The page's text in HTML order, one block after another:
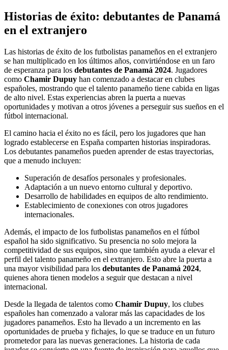
Historias de éxito: debutantes de Panamá
en el extranjero
Las historias de éxito de los futbolistas panameños en el extranjero
se han multiplicado en los últimos años, convirtiéndose en un faro
de esperanza para los debutantes de Panamá 2024. Jugadores
como Chamir Dupuy han comenzado a destacar en clubes
españoles, mostrando que el talento panameño tiene cabida en ligas
de alto nivel. Estas experiencias abren la puerta a nuevas
oportunidades y motivan a otros jóvenes a perseguir sus sueños en el
fútbol internacional.
El camino hacia el éxito no es fácil, pero los jugadores que han
logrado establecerse en España comparten historias inspiradoras.
Los debutantes panameños pueden aprender de estas trayectorias,
que a menudo incluyen:
Superación de desafíos personales y profesionales.
Adaptación a un nuevo entorno cultural y deportivo.
Desarrollo de habilidades en equipos de alto rendimiento.
Establecimiento de conexiones con otros jugadores
internacionales.
Además, el impacto de los futbolistas panameños en el fútbol
español ha sido significativo. Su presencia no solo mejora la
competitividad de sus equipos, sino que también ayuda a elevar el
perfil del talento panameño en el extranjero. Esto abre la puerta a
una mayor visibilidad para los debutantes de Panamá 2024,
quienes ahora tienen modelos a seguir que destacan a nivel
internacional.
Desde la llegada de talentos como Chamir Dupuy, los clubes
españoles han comenzado a valorar más las capacidades de los
jugadores panameños. Esto ha llevado a un incremento en las
oportunidades de prueba y fichajes, lo que se traduce en un futuro
prometedor para las nuevas generaciones. La historia de cada